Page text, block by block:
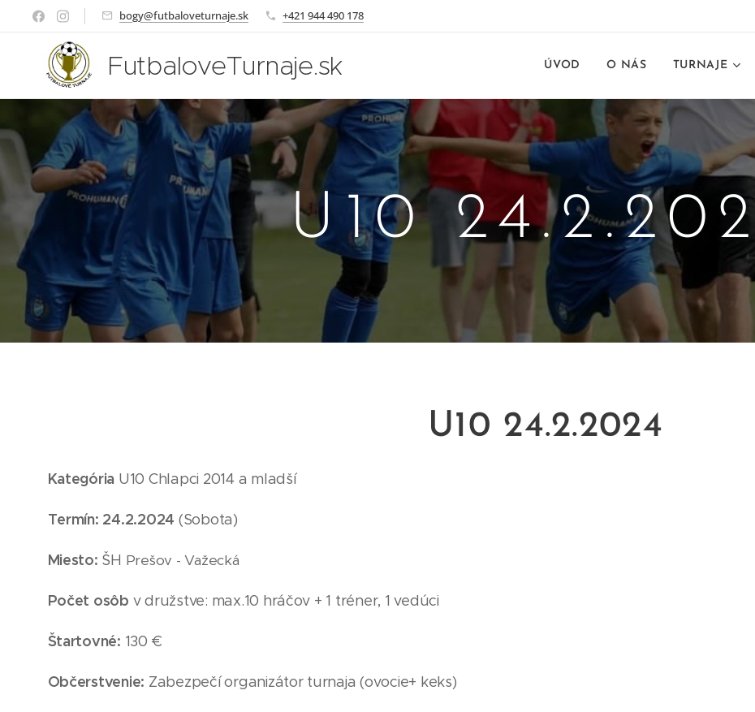
bogy@futbaloveturnaje.sk +421 944 490 178
FutbaloveTurnaje.sk ÚVOD O NÁS TURNAJE
U10
U10 24.2.2024
Kategória U10 Chlapci 2014a mladší
Termín: 24.2.2024 (Sobota)
Miesto: ŠH Prešov - Važecká
Počet osôb v družstve: max.10 hráčov + 1 tréner, 1 vedúci
Štartovné: 130 €
Občerstvenie: Zabezpečí organizátor turnaja (ovocie+ keks)